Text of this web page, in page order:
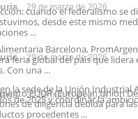
29 de marzo de 2026
cuando el federalismo se
desde este mismo
...
29 de marzo de 2026
EUDR (European Union
de diligencia debida para
procedentes ...
Barcelona,
feria global del país que lidera
Con una ...
22 de marzo de 2026
la sede de la Unión Industrial
de 2025 y coordinar la